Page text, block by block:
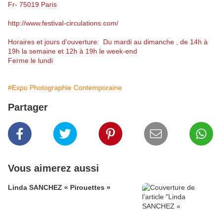
Fr- 75019 Paris
http://www.festival-circulations.com/
Horaires et jours d'ouverture: Du mardi au dimanche , de 14h à
19h la semaine et 12h à 19h le week-end
Ferme le lundi
#Expo Photographie Contemporaine
Partager
Vous aimerez aussi
Linda SANCHEZ « Pirouettes »